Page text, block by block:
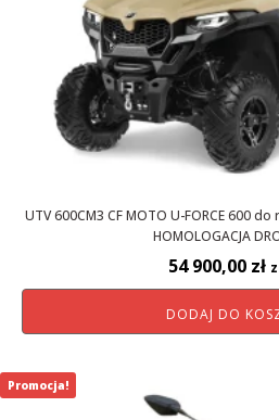
UTV 600CM3 CF MOTO U-FORCE 600 do
HOMOLOGACJA
54 900,00 zł
DODAJ DO
Promocja!